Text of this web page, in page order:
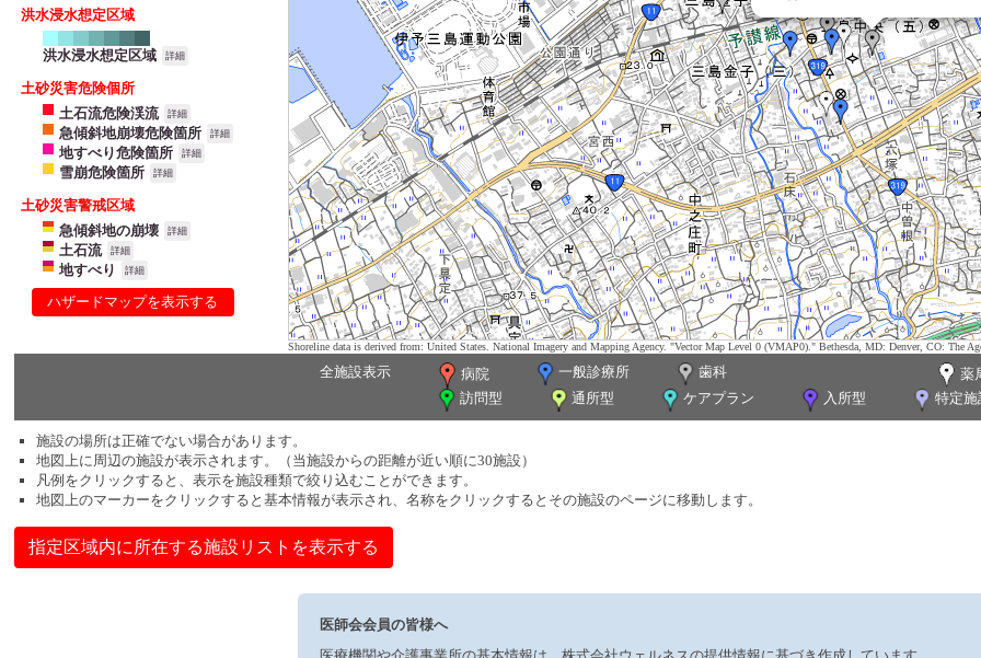
洪水浸水想定区域
洪水浸水想定区域 詳細
土砂災害危険個所
土石流危険渓流
詳細
急傾斜地崩壊危険箇所 詳細
地すべり危険箇所 詳細
雪崩危険箇所 詳細
土砂災害警戒区域
急傾斜地の崩壊
詳細
土石流 詳細
地すべり 詳細
ハザードマップを表示する
Shoreline data is derived from: United States. National Imagery and Mapping Agency. "Vector Map Level 0 (VMAP0)." Bethesda, MD: Denver, CO: The
全施設表示 病院 一般診療所 歯科
薬
訪問型
通所型 ケアプラン 入所型 特定施
施設の場所は正確でない場合があります。
地図上に周辺の施設が表示されます。（当施設からの距離が近い順に30施設）
凡例をクリックすると、表示を施設種類で絞り込むことができます。
地図上のマーカーをクリックすると基本情報が表示され、名称をクリックするとその施設のページに移動します。
指定区域内に所在する施設リストを表示する
医師会会員の皆様へ